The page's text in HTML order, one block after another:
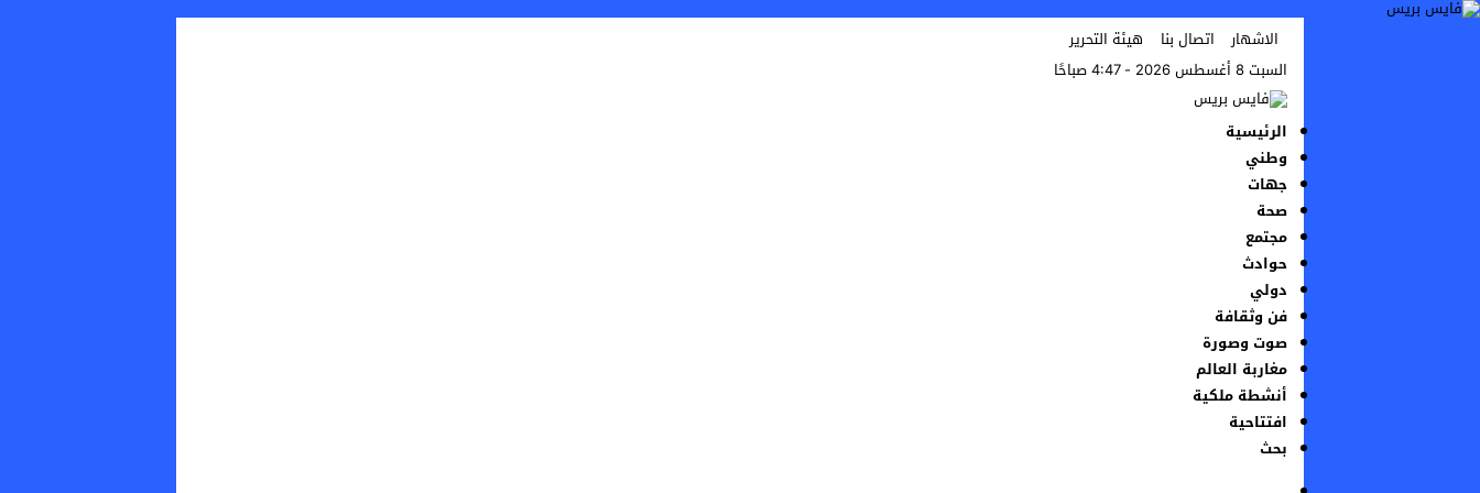
الاشهار اتصال بنا
هيئة التحرير
السبت 8 أغسطس 2026 - 4:47 صباحًا
الرئيسية
وطني
جهات
صحة
مجتمع
حوادث
دولي
فن وثقافة
صوت وصورة
مغاربة العالم
أنشطة ملكية
افتتاحية
بحث